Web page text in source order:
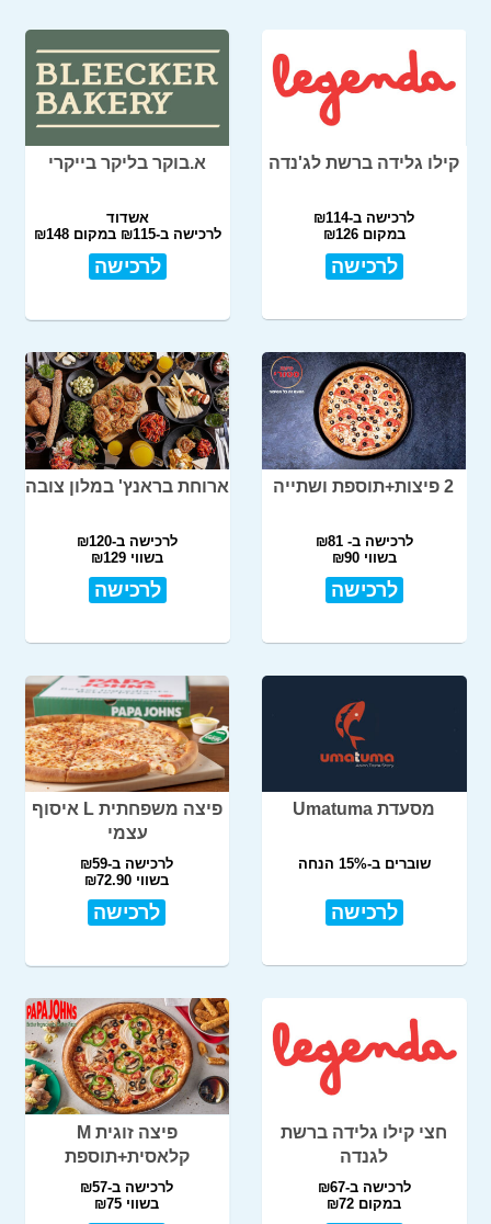
קילו גלידה ברשת לג'נדה
לרכישה ב-₪114
במקום ₪126
לרכישה
א.בוקר בליקר בייקרי
אשדוד
לרכישה ב-₪115 במקום ₪148
לרכישה
2 פיצות+תוספת ושתייה
לרכישה ב- ₪81
בשווי ₪90
לרכישה
ארוחת בראנץ' במלון צובה
לרכישה ב-₪120
בשווי ₪129
לרכישה
מסעדת Umatuma
שוברים ב-15% הנחה
לרכישה
פיצה משפחתית L איסוף
עצמי
לרכישה ב-₪59
בשווי ₪72.90
לרכישה
חצי קילו גלידה ברשת
לגנדה
לרכישה ב-₪67
במקום ₪72
פיצה זוגית M
קלאסית+תוספת
לרכישה ב-₪57
בשווי ₪75